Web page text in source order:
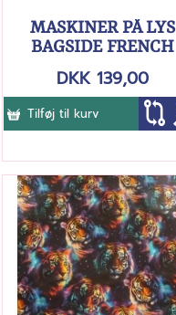
MASKINER PÅ LYS
BAGSIDE FRENCH
TERRY BØRSTET
DKK 139,00
Tilføj til kurv